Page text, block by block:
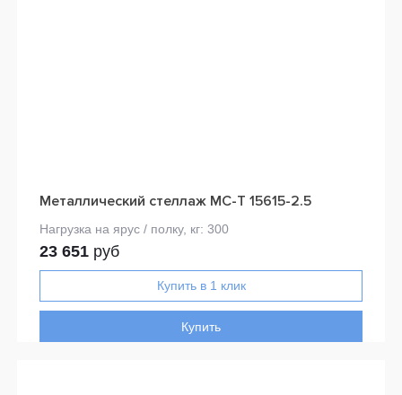
Металлический стеллаж МС-Т 15615-2.5
23 651 руб
Купить